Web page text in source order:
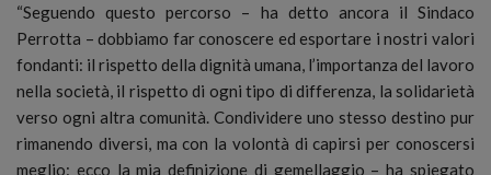
“Seguendo questo percorso – ha detto ancora il Sindaco
Perrotta – dobbiamo far conoscere ed esportare i nostri valori
fondanti: il rispetto della dignità umana, l’importanza del lavoro
nella società, il rispetto di ogni tipo di differenza, la solidarietà
verso ogni altra comunità. Condividere uno stesso destino pur
rimanendo diversi, ma con la volontà di capirsi per conoscersi
meglio: ecco la mia definizione di gemellaggio – ha spiegato